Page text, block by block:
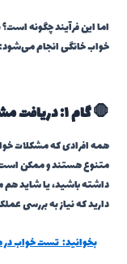
اما این فرآیند چگونه است؟
خواب خانگی انجام می‌شود:
🛑 گام ۱: دریافت مشاوره و تعیین نوع تست خواب مورد نیاز
همه افرادی که مشکلات
متنوع هستند و ممکن
داشته باشید، یا شاید
دارید که نیاز به بررسی
بخوانید:تست خواب در